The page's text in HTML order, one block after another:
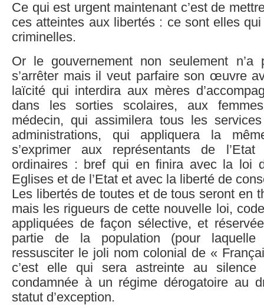
Ce qui est urgent maintenant c’est de
ces atteintes aux libertés : ce sont elles
criminelles.
Or le gouvernement non seulement n’a
s’arrêter mais il veut parfaire son œuvre
laïcité qui interdira aux mères
dans les sorties scolaires, aux
médecin, qui assimilera tous les
administrations, qui appliquera la
s’exprimer aux représentants de
ordinaires : bref qui en finira avec la loi
Eglises et de l’Etat et avec la liberté de
Les libertés de toutes et de tous seront en
mais les rigueurs de cette nouvelle loi,
appliquées de façon sélective, et
partie de la population (pour laquelle
ressusciter le joli nom colonial de «
c’est elle qui sera astreinte au silence
condamnée à un régime dérogatoire au
statut d’exception.